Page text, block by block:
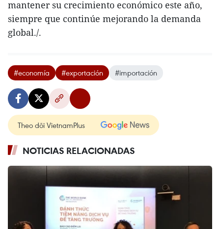
mantener su crecimiento económico este año,
siempre que continúe mejorando la demanda
global./.
#economía #exportación #importación
Theo dõi VietnamPlus
NOTICIAS RELACIONADAS